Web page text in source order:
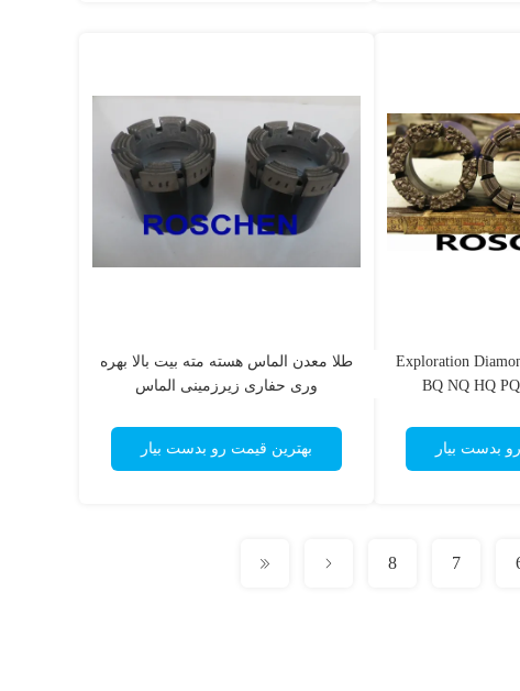
Exploration
BQ NQ HQ
بدست بیار
طلا معدن الماس هسته مته بیت بالا بهره
وری حفاری زیرزمینی الماس
بهترین قیمت رو بدست بیار
7
8